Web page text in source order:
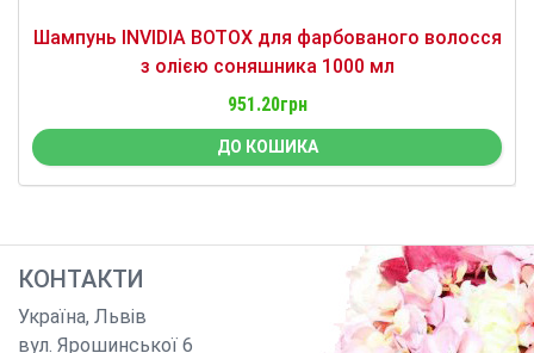
Шампунь INVIDIA BOTOX для фарбованого волосся
з олією соняшника 1000 мл
951.20грн
ДО КОШИКА
КОНТАКТИ
Україна, Львів
вул. Ярошинської 6